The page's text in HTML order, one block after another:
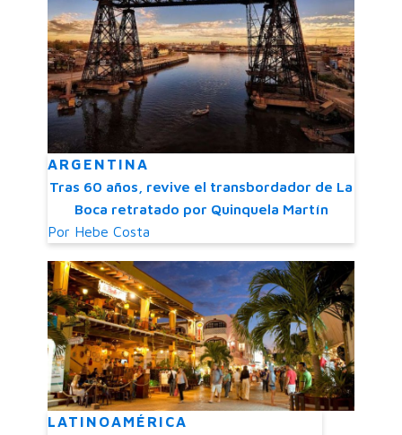
ARGENTINA
Tras 60 años, revive el transbordador de La
Boca retratado por Quinquela Martín
Por Hebe Costa
LATINOAMÉRICA